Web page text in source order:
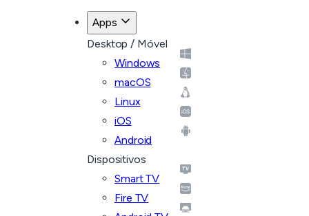
Apps
Desktop / Móvel
Windows
macOS
Linux
iOS
Android
Dispositivos
Smart TV
Fire TV